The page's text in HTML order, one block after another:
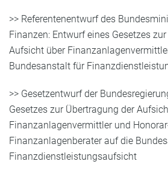
>> Referentenentwurf des
Finanzen: Entwurf eines Gesetzes
Aufsicht über
Bundesanstalt für
>> Gesetzentwurf der
Gesetzes zur Übertragung der
Finanzanlagenvermittler und
Finanzanlagenberater auf die
Finanzdienstleistungsaufsicht